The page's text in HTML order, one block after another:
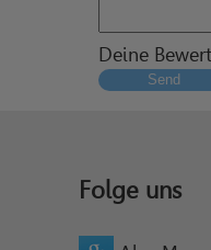
Deine
Send
Folge uns